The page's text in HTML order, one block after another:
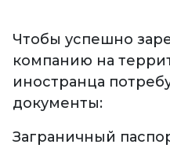
Чтобы успешно
компанию на
иностранца
документы:
Заграничный